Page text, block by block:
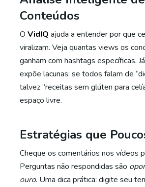
Conteúdos
O VidIQ ajuda a entender por que
viralizam. Veja quantas views os
ganham com hashtags específicas.
expõe lacunas: se todos falam de
talvez “receitas sem glúten para
espaço livre.
Estratégias que
Cheque os comentários nos vídeos
Perguntas não respondidas são
ouro. Uma dica prática: digite seu